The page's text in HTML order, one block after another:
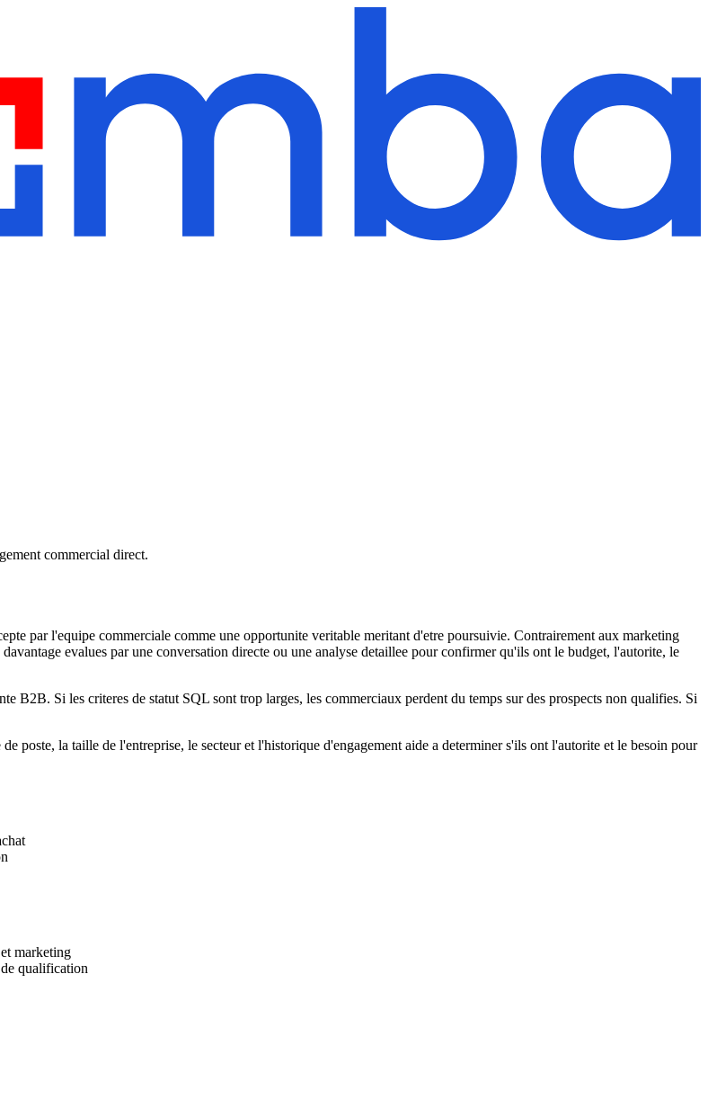
commercial direct.
par l'equipe commerciale comme une opportunite veritable meritant d'etre poursuivie. Contrairement aux marketing
evalues par une conversation directe ou une analyse detaillee pour confirmer qu'ils ont le budget, l'autorite, le
B2B. Si les criteres de statut SQL sont trop larges, les commerciaux perdent du temps sur des prospects non qualifies. Si
poste, la taille de l'entreprise, le secteur et l'historique d'engagement aide a determiner s'ils ont l'autorite et le besoin pour
marketing
qualification